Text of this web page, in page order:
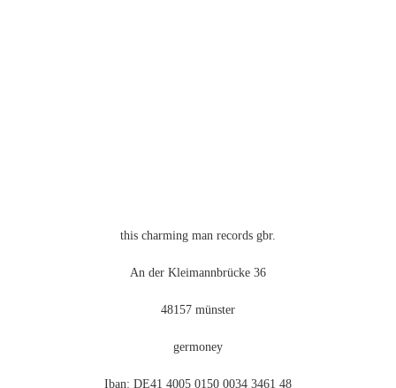
this charming man records gbr.
An der Kleimannbrücke 36
48157 münster
germoney
Iban: DE41 4005 0150 0034 3461 48